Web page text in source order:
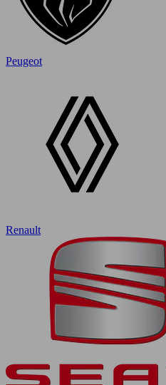
Peugeot
Renault